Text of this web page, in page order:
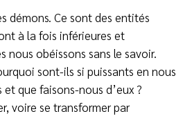
démons. Ce sont des entités
à la fois inférieures et
nous obéissons sans le savoir.
sont-ils si puissants en nous
que faisons-nous d’eux ?
voire se transformer par